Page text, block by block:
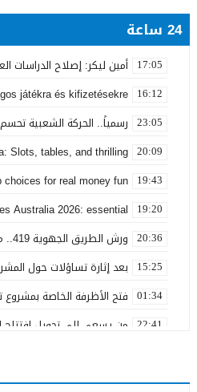
24 ساعة
17:05 أمين ليكر: إصلاح الدراسات
16:12
játékra és kifizetésekre
23:05 رسمياً.. الحركة الشعبية
20:09
Slots, tables, and thrilling
19:43
for real money fun
19:20
Australia 2026: essential
20:36 ورش الطريق الجهوية 419.. معايير الجودة هي الفيصل في تقييم مشاريع البنية التحتية
15:25 بعد إثارة تساؤلات حول
01:34 فتح الأظرفة الخاصة بمشروع
22:41 من يسعى إلى تحويل افتتاح
23:45 بعد سنوات من الفرار.. توقيف